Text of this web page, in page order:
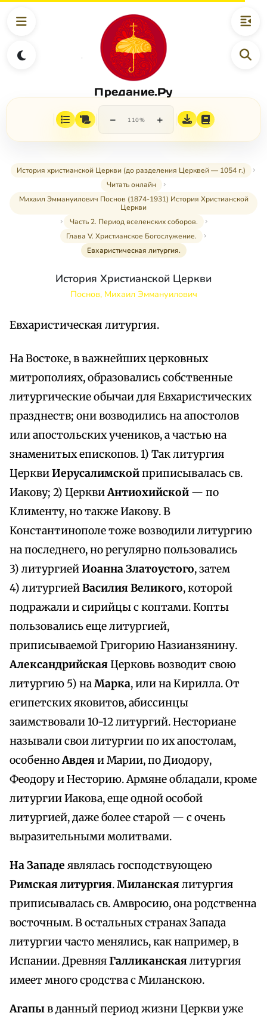
Предание.Ру
− 110% +
История христианской Церкви (до разделения Церквей — 1054 г.)
Читать онлайн
Михаил Эммануилович Поснов (1874-1931) История Христианской
Церкви
Часть 2. Период вселенских соборов.
Глава V. Христианское Богослужение.
Евхаристическая литургия.
История Христианской Церкви
Поснов, Михаил Эммануилович
Евхаристическая литургия.
На Востоке, в важнейших церковных
митрополиях, образовались собственные
литургические обычаи для Евхаристических
празднеств; они возводились на апостолов
или апостольских учеников, а частью на
знаменитых епископов. 1) Так литургия
ЦерквиИерусалимскойприписывалась св.
Иакову; 2) ЦерквиАнтиохийской — по
Клименту, но также Иакову. В
Константинополе тоже возводили литургию
на последнего, но регулярно пользовались
3) литургиейИоанна Златоустого, затем
4) литургиейВасилия Великого, которой
подражали и сирийцы с коптами. Копты
пользовались еще литургией,
приписываемой Григорию Назианзянину.
АлександрийскаяЦерковь возводит свою
литургию 5) наМарка, или на Кирилла. От
египетских яковитов, абиссинцы
заимствовали 10-12 литургий. Несториане
называли свои литургии по их апостолам,
особенноАвдеяи Марии, по Диодору,
Феодору и Несторию. Армяне обладали, кроме
литургии Иакова, еще одной особой
литургией, даже более старой — с очень
выразительными молитвами.
На Западе являлась господствующею
Римская литургия.Миланскаялитургия
приписывалась св. Амвросию, она родственна
восточным. В остальных странах Запада
литургии часто менялись, как например, в
Испании. ДревняяГалликанскаялитургия
имеет много сродства с Миланскою.
Агапыв данный период жизни Церкви уже